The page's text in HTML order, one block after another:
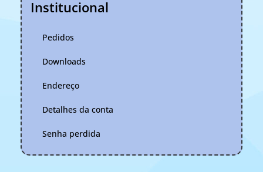
Institucional
Pedidos
Downloads
Endereço
Detalhes da conta
Senha perdida